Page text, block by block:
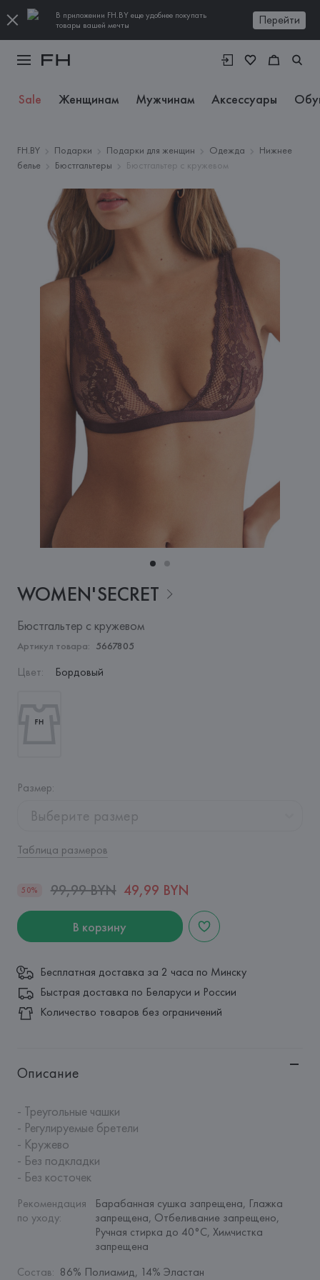
В приложении FH.BY еще удобнее покупать
товары вашей мечты
Перейти
Sale Женщинам Мужчинам Аксессуары
FH.BY Подарки Подарки для женщин Одежда
Нижнее
белье
Бюстгальтеры Бюстгальтер с кружевом
WOMEN'SECRET
Бюстгальтер с кружевом
Артикул товара: 5667805
Цвет: Бордовый
Размер:
Выберите размер
Таблица размеров
50% 99,99 BYN 49,99 BYN
В корзину
Бесплатная доставка за 2 часа по Минску
Быстрая доставка по Беларуси и России
Количество товаров без ограничений
Описание
- Треугольные чашки
- Регулируемые бретели
- Кружево
- Без подкладки
- Без косточек
Рекомендация
по уходу:
Барабанная сушка запрещена, Глажка
запрещена, Отбеливание запрещено,
Ручная стирка до 40°C, Химчистка
запрещена
Состав: 86% Полиамид, 14% Эластан